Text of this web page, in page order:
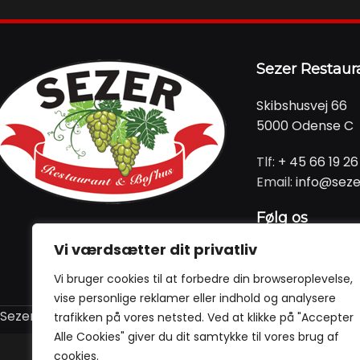
Vi værdsætter dit privatliv
Vi bruger cookies til at forbedre din browseroplevelse,
vise personlige reklamer eller indhold og analysere
trafikken på vores netsted. Ved at klikke på "Accepter
Alle Cookies" giver du dit samtykke til vores brug af
cookies.
Sezer
Skibshusvej 66
5000 Odense C
Tlf: + 45 66 19
Email:
Følg os
Sezer Restaurant @ 2024 | Powered byNemBestil ApS